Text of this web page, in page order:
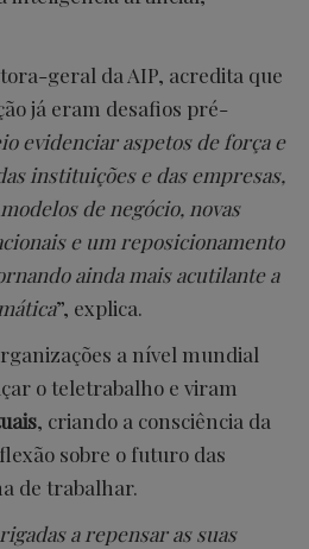
geral da AIP, acredita que
já eram desafios pré-
evidenciar aspetos de força e
instituições e das empresas,
de negócio, novas
e um reposicionamento
ainda mais acutilante a
”, explica.
a nível mundial
o teletrabalho e viram
, criando a consciência da
sobre o futuro das
de trabalhar.
a repensar as suas